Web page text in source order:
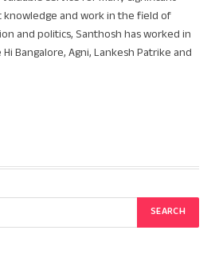
knowledge and work in the field of
and politics, Santhosh has worked in
Bangalore, Agni, Lankesh Patrike and